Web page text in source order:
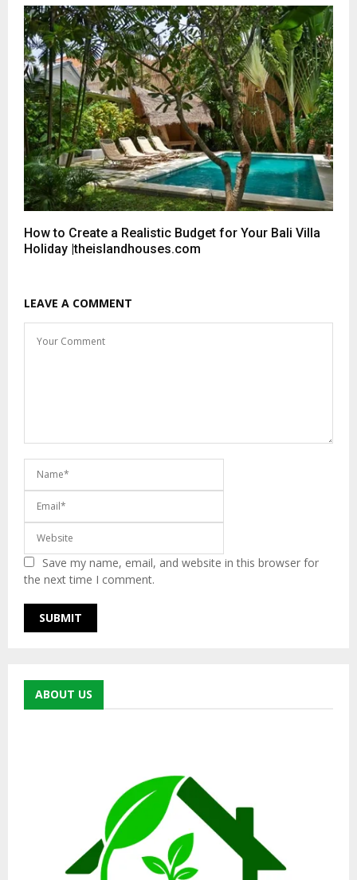
How to Create a Realistic Budget for Your Bali Villa
Holiday |theislandhouses.com
LEAVE A COMMENT
Save my name, email, and website in this browser for
the next time I comment.
ABOUT US